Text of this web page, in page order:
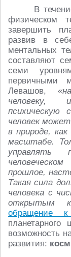
В
физическом
завершить
развив в
ментальных
составляют
семи
первичными
Левашов,
человеку,
психическую
человек
в природе,
масштабе.
управлять
прошлое,
Такая сила
человека с
открытым к
обращение к
планетарного
возможность
развития: